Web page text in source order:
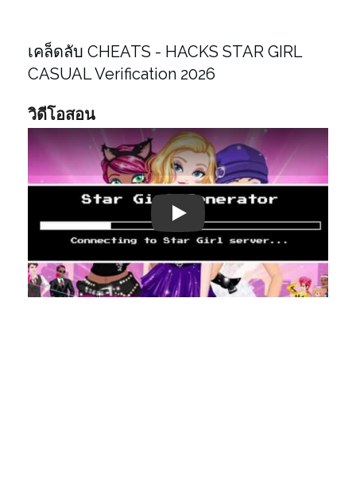
เคล็ดลับ CHEATS - HACKS STAR GIRL
CASUAL Verification 2026
วิดีโอสอน
Play: Keynote (Google I/O '18)